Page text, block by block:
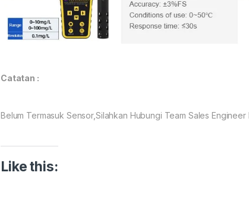
Catatan :
Belum Termasuk Sensor,Silahkan Hubungi Team Sales
Like this: